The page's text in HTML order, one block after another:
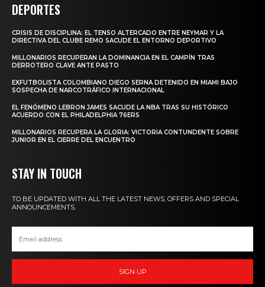
DEPORTES
CRISIS DE DISCIPLINA: EL TENSO ALTERCADO ENTRE NEYMAR Y LA
DIRECTIVA DEL CLUBE REMO SACUDE EL ENTORNO DEPORTIVO
MILLONARIOS RECUPERAN LA DOMINANCIA EN EL CAMPÍN TRAS
DERROTERO CLAVE ANTE PASTO
EXFUTBOLISTA COLOMBIANO DIEGO SERNA DETENIDO EN MIAMI BAJO
SOSPECHA DE NARCOTRÁFICO INTERNACIONAL
EL FENÓMENO LEBRON JAMES SACUDE LA NBA TRAS SU HISTÓRICO
ACUERDO CON EL PHILADELPHIA 76ERS
MILLONARIOS RECUPERA LA GLORIA: VICTORIA CONTUNDENTE SOBRE
JUNIOR EN EL CIERRE DEL ENCUENTRO
STAY IN TOUCH
TO BE UPDATED WITH ALL THE LATEST NEWS, OFFERS AND SPECIAL
ANNOUNCEMENTS.
SIGN UP